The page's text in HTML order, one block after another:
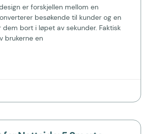
er forskjellen mellom en
besøkende til kunder og en
bort i løpet av sekunder. Faktisk
brukerne en